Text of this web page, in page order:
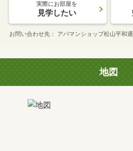
実際にお部屋を
見学したい
お問い合わせ先 アパマンショップ松山平
地図